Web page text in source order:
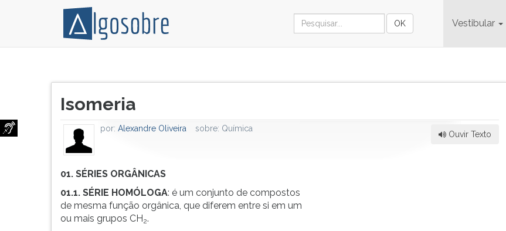
Vestibular
pelo
qual
F
para
do
artigo:
Isomeria
Ouvir Texto
por: Alexandre Oliveira sobre: Química
01. SÉRIES ORGÂNICAS
01.1. SÉRIE HOMÓLOGA: é um conjunto de compostos
de mesma função orgânica, que diferem entre si em um
ou mais grupos CH2.